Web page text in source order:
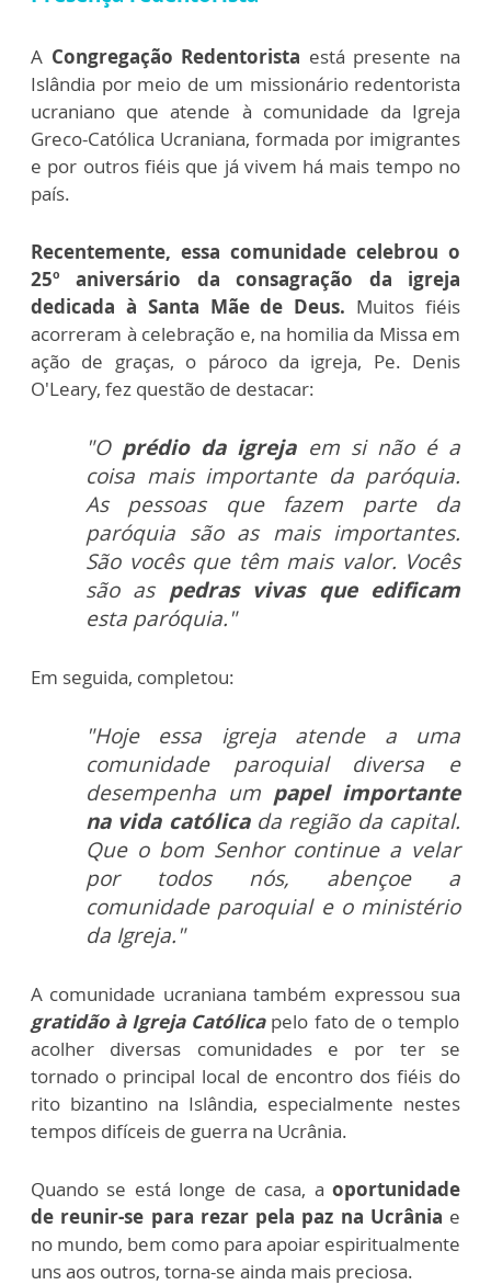
A Congregação Redentorista está presente na
Islândia por meio de um missionário redentorista
ucraniano que atende à comunidade da Igreja
Greco-Católica Ucraniana, formada por imigrantes
e por outros fiéis que já vivem há mais tempo no
país.
Recentemente, essa comunidade celebrou o
25º aniversário da consagração da igreja
dedicada à Santa Mãe de Deus. Muitos fiéis
acorreram à celebração e, na homilia da Missa em
ação de graças, o pároco da igreja, Pe. Denis
O'Leary, fez questão de destacar:
"O prédio da igrejaem si não é a
coisa mais importante da paróquia.
As pessoas que fazem parte da
paróquia são as mais importantes.
São vocês que têm mais valor. Vocês
são as pedras vivas que edificam
esta paróquia."
Em seguida, completou:
"Hoje essa igreja atende a uma
comunidade paroquial diversa e
desempenha um papel importante
na vida católicada região da capital.
Que o bom Senhor continue a velar
por todos nós, abençoe a
comunidade paroquial e o ministério
da Igreja."
A comunidade ucraniana também expressou sua
gratidão à Igreja Católicapelo fato de o templo
acolher diversas comunidades e por ter se
tornado o principal local de encontro dos fiéis do
rito bizantino na Islândia, especialmente nestes
tempos difíceis de guerra na Ucrânia.
Quando se está longe de casa, a oportunidade
de reunir-se para rezar pela paz na Ucrânia e
no mundo, bem como para apoiar espiritualmente
uns aos outros, torna-se ainda mais preciosa.